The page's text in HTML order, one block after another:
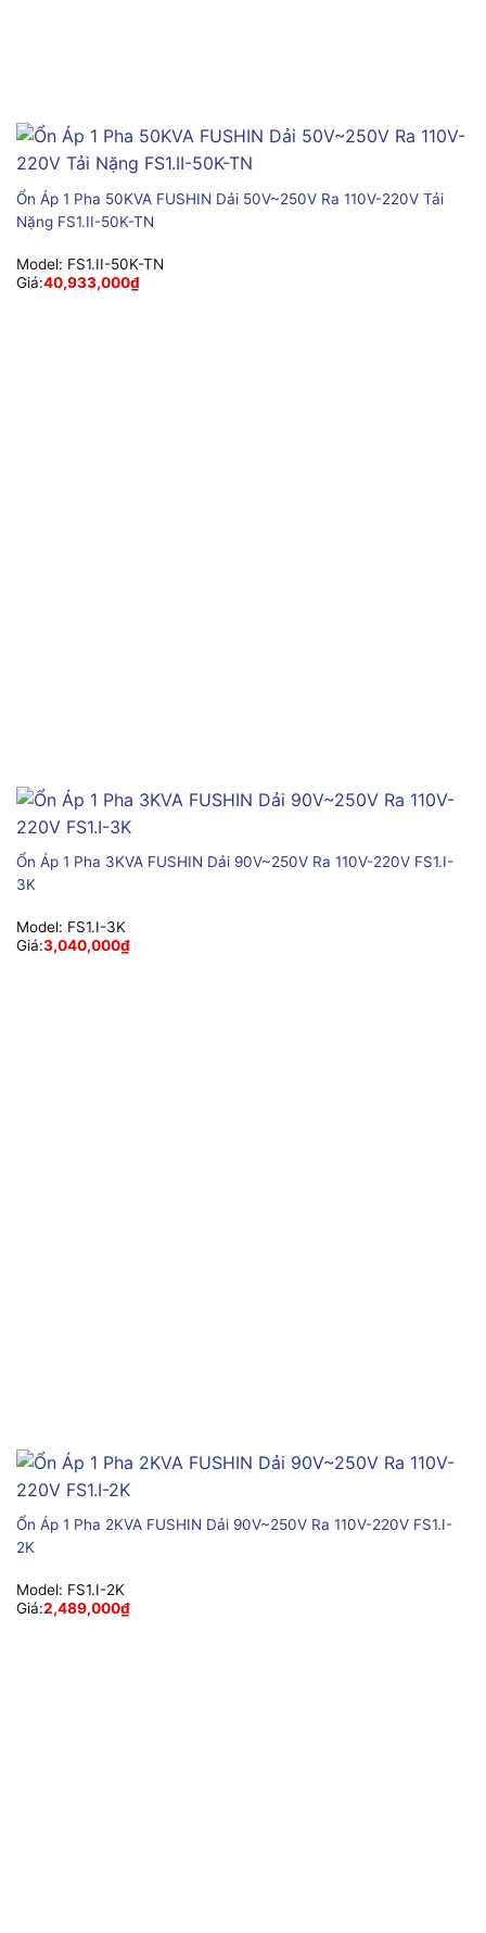
Ổn Áp 1 Pha 50KVA FUSHIN Dải 50V~250V Ra 110V-220V Tải
Nặng FS1.II-50K-TN
Model: FS1.II-50K-TN
Giá:40,933,000₫
Ổn Áp 1 Pha 3KVA FUSHIN Dải 90V~250V Ra 110V-220V FS1.I-
3K
Model: FS1.I-3K
Giá:3,040,000₫
Ổn Áp 1 Pha 2KVA FUSHIN Dải 90V~250V Ra 110V-220V FS1.I-
2K
Model: FS1.I-2K
Giá:2,489,000₫